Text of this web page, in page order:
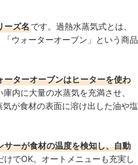
ーズ名です。過熱水蒸気式とは、
ウォーターオーブン」という商品
ーターオーブンはヒーターを使わ
内に大量の水蒸気を充満させ、
が食材の表面に溶け出した油や塩
サーが食材の温度を検知し、自動
でOK。オートメニューも充実し